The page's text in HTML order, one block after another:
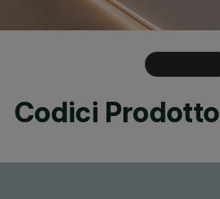
Codici Prodotto